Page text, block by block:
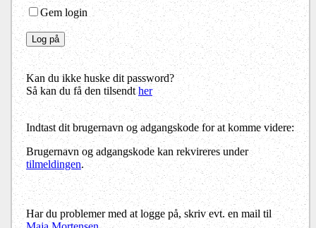
Gem login
Kan du ikke huske dit password?
Så kan du få den tilsendther
Indtast dit brugernavn og adgangskode for at komme videre:
Brugernavn og adgangskode kan rekvireres under
tilmeldingen.
Har du problemer med at logge på, skriv evt. en mail til